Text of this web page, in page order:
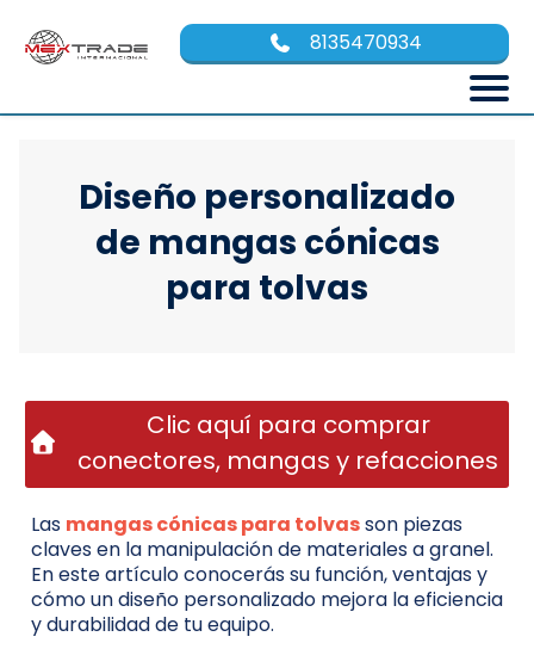
8135470934
Diseño personalizado
de mangas cónicas
para tolvas
Clic aquí para comprar
conectores, mangas y refacciones
Las mangas cónicas para tolvasson piezas
claves en la manipulación de materiales a granel.
En este artículo conocerás su función, ventajas y
cómo un diseño personalizado mejora la eficiencia
y durabilidad de tu equipo.